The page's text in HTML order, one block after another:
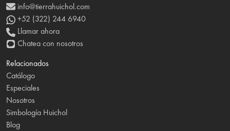
info@tierrahuichol.com
+52 (322) 244 6940
Llamar ahora
Chatea con nosotros
Relacionados
Catálogo
Especiales
Nosotros
Simbología Huichol
Blog